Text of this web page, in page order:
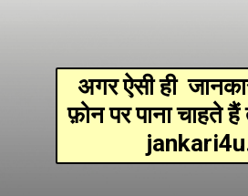
अगर ऐसी ही
फ़ोन पर पाना चाहते